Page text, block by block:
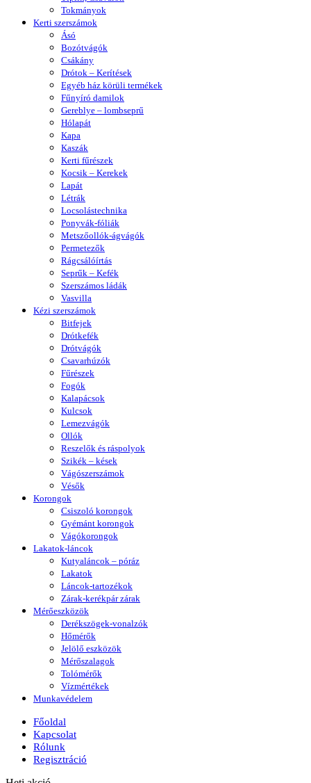
Tokmányok
Kerti szerszámok
Ásó
Bozótvágók
Csákány
Drótok – Kerítések
Egyéb ház körüli termékek
Fűnyíró damilok
Gereblye – lombseprű
Hólapát
Kapa
Kaszák
Kerti fűrészek
Kocsik – Kerekek
Lapát
Létrák
Locsolástechnika
Ponyvák-fóliák
Metszőollók-ágvágók
Permetezők
Rágcsálóírtás
Seprűk – Kefék
Szerszámos ládák
Vasvilla
Kézi szerszámok
Bitfejek
Drótkefék
Drótvágók
Csavarhúzók
Fűrészek
Fogók
Kalapácsok
Kulcsok
Lemezvágók
Ollók
Reszelők és ráspolyok
Szikék – kések
Vágószerszámok
Vésők
Korongok
Csiszoló korongok
Gyémánt korongok
Vágókorongok
Lakatok-láncok
Kutyaláncok – póráz
Lakatok
Láncok-tartozékok
Zárak-kerékpár zárak
Mérőeszközök
Derékszögek-vonalzók
Hőmérők
Jelölő eszközök
Mérőszalagok
Tolómérők
Vízmértékek
Munkavédelem
Főoldal
Kapcsolat
Rólunk
Regisztráció